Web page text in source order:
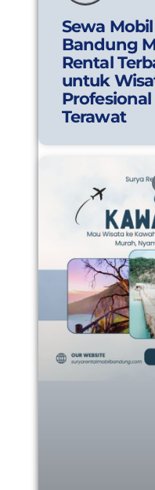
Sewa
Bandung
Rental
untuk
Terawat